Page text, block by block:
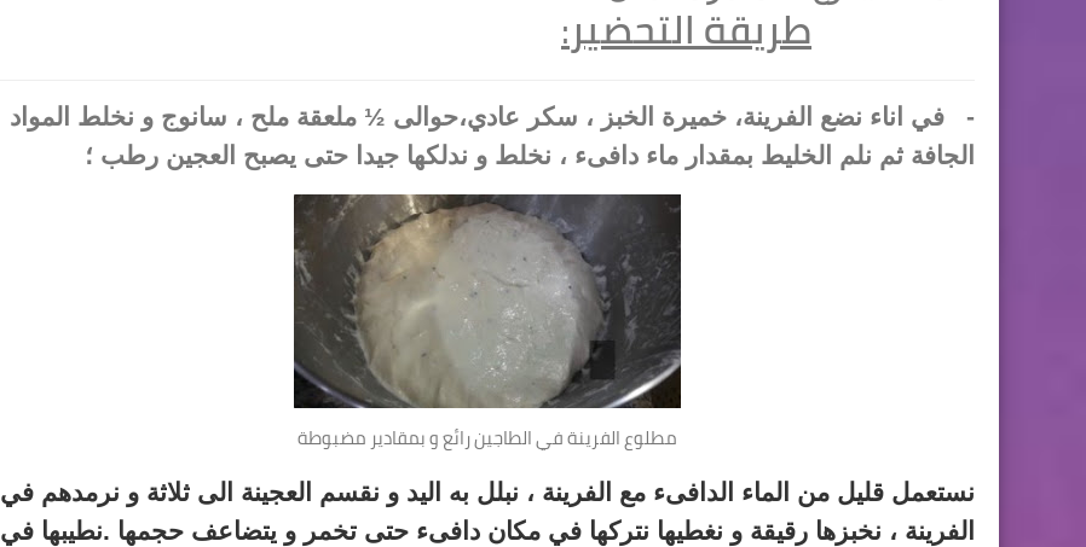
طريقة التحضير:
-
في اناء نضع الفرينة، خميرة الخبز ، سكر عادي،حوالى ½ ملعقة ملح ، سانوج و نخلط المواد
الجافة ثم نلم الخليط بمقدار ماء دافىء ، نخلط و ندلكها جيدا حتى يصبح العجين رطب ؛
مطلوع الفرينة في الطاجين رائع و بمقادير مضبوطة
نستعمل قليل من الماء الدافىء مع الفرينة ، نبلل به اليد و نقسم العجينة الى ثلاثة و نرمدهم في
الفرينة ، نخبزها رقيقة و نغطيها نتركها في مكان دافىء حتى تخمر و يتضاعف حجمها .نطيبها في